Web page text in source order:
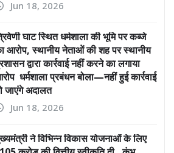
Jun 18, 2026
घाट स्थित धर्मशाला की भूमि पर कब्जे
आरोप, स्थानीय नेताओं की शह पर स्थानीय
द्वारा कार्रवाई नहीं करने का लगाया
धर्मशाला प्रबंधन बोला—नहीं हुई कार्रवाई
जाएंगे अदालत
Jun 18, 2026
ने विभिन्न विकास योजनाओं के लिए